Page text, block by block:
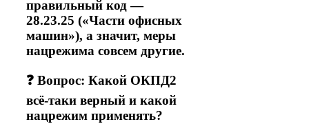
правильный код —
28.23.25 («Части офисных
машин»), а значит, меры
нацрежима совсем другие.
❓ Вопрос: Какой ОКПД2
всё-таки верный и какой
нацрежим применять?